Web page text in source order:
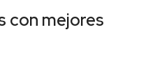
con mejores